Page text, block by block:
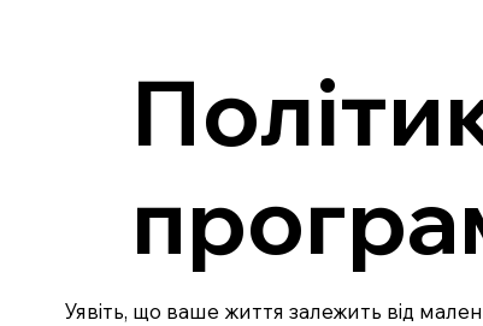
Уявіть, що ваше життя залежить від